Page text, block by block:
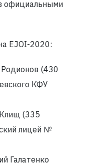
официальными
EJOI-2020:
(430
КФУ
(335
лицей №
Галатенко